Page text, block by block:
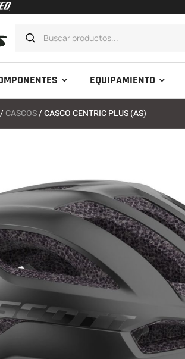
EQUIPAMIENTO
/ CASCOS/ CASCO CENTRIC PLUS (AS)